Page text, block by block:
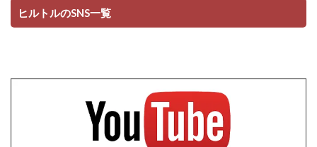
ヒルトルのSNS一覧